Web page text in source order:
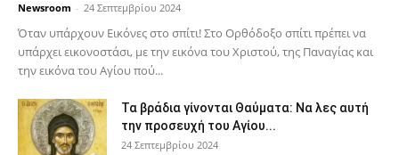
Newsroom - 24 Σεπτεμβρίου 2024
Όταν υπάρχουν Εικόνες στο σπίτι! Στο Ορθόδοξο σπίτι πρέπει να
υπάρχει εικονοστάσι, με την εικόνα του Χριστού, της Παν­αγίας και
την εικόνα του Αγίου πού...
Τα βράδια γίνονται Θαύματα: Να λες αυτή
την προσευχή του Αγίου...
24 Σεπτεμβρίου 2024